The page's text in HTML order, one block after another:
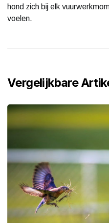
hond zich bij elk
voelen.
Vergelijkbare